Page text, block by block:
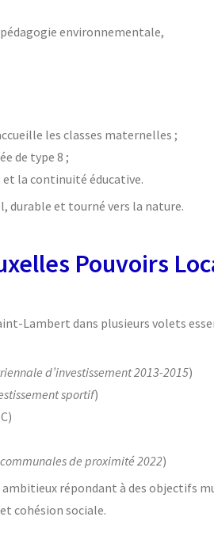
environnementale,
les classes maternelles ;
de type 8 ;
et la continuité éducative.
durable et tourné vers la nature.
Pouvoirs
Lambert dans plusieurs volets
d’investissement 2013-2015)
sportif)
de proximité 2022)
répondant à des objectifs
cohésion sociale.